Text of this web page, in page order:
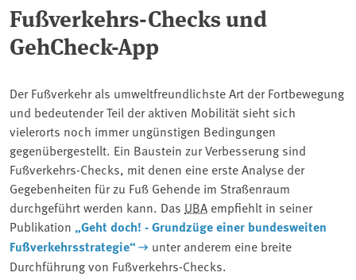
Fußverkehrs-Checks und
GehCheck-App
Der Fußverkehr als umweltfreundlichste Art der Fortbewegung
und bedeutender Teil der aktiven Mobilität sieht sich
vielerorts noch immer ungünstigen Bedingungen
gegenübergestellt. Ein Baustein zur Verbesserung sind
Fußverkehrs-Checks, mit denen eine erste Analyse der
Gegebenheiten für zu Fuß Gehende im Straßenraum
durchgeführt werden kann. Das UBA empfiehlt in seiner
Publikation „Geht doch! - Grundzüge einer bundesweiten
Fußverkehrsstrategie“
unter anderem eine breite
Durchführung von Fußverkehrs-Checks.